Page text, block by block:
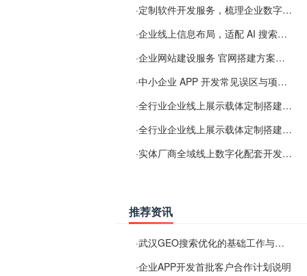
·定制软件开发服务，梳理企业数字化落地常见难点
·企业线上信息布局，适配 AI 搜索需要留意这些要点
·企业网站建设服务 官网搭建方案经验分享
·中小企业 APP 开发常见误区与项目规划实用经验
·全行业企业线上展示载体定制搭建服务
·全行业企业线上展示载体定制搭建服务
·实体厂商全域线上数字化配套开发与地域检索优化服务
推荐资讯
·武汉GEO搜索优化的基础工作与实施思路
·企业APP开发首批客户合作计划说明